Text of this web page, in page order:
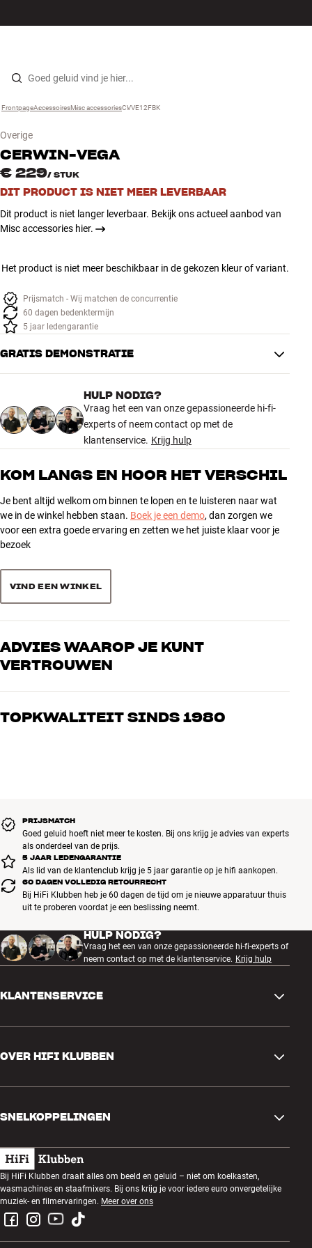
Skip to content
Luidsprekers
Koptelefoons
Surround
Tv
Accessoires
INSPIRATIE
MERKEN
NIEUW
Winkels
Klantenservice
Inloggen
Klantenservice
Frontpage ›
Accessoires ›
Misc accessories ›
CVVE12FBK
Overige
CERWIN-VEGA
€ 229/ STUK
DIT PRODUCT IS NIET MEER LEVERBAAR
Dit product is niet langer leverbaar. Bekijk ons actueel aanbod van
Misc accessories hier.
Het product is niet meer beschikbaar in de gekozen kleur of variant.
Prijsmatch - Wij matchen de concurrentie
60 dagen bedenktermijn
5 jaar ledengarantie
GRATIS DEMONSTRATIE
HULP NODIG?
Vraag het een van onze gepassioneerde hi-fi-
experts of neem contact op met de
klantenservice. Krijg hulp
KOM LANGS EN HOOR HET VERSCHIL
Je bent altijd welkom om binnen te lopen en te luisteren naar wat
we in de winkel hebben staan. Boek je een demo, dan zorgen we
voor een extra goede ervaring en zetten we het juiste klaar voor je
bezoek
VIND EEN WINKEL
ADVIES WAAROP JE KUNT
VERTROUWEN
Onze medewerkers zijn echte liefhebbers die de producten door en
muziek als home cinema. Vertel ons wat je zoekt, dan vinden we
TOPKWALITEIT SINDS 1980
PRIJSMATCH
Goed geluid hoeft niet meer te kosten. Bij ons krijg je advies van experts
als onderdeel van de prijs.
5 JAAR LEDENGARANTIE
Als lid van de klantenclub krijg je 5 jaar garantie op je hifi aankopen.
60 DAGEN VOLLEDIG RETOURRECHT
Bij HiFi Klubben heb je 60 dagen de tijd om je nieuwe apparatuur thuis
uit te proberen voordat je een beslissing neemt.
HULP NODIG?
Vraag het een van onze gepassioneerde hi-fi-experts of
neem contact op met de klantenservice. Krijg hulp
KLANTENSERVICE
Ruilen en retourneren
Bestelling herroepen
Algemene voorwaarden
Privacybeleid
OVER HIFI KLUBBEN
Klantenclub
Luisteravond
Prijsvragen
Werken bij HiFi Klubben
SNELKOPPELINGEN
Cadeaubonnen
Bouwen met geluid
Montage en installatie
Bij HiFi Klubben draait alles om beeld en geluid – niet om koelkasten,
wasmachines en staafmixers. Bij ons krijg je voor iedere euro onvergetelijke
muziek- en filmervaringen. Meer over ons